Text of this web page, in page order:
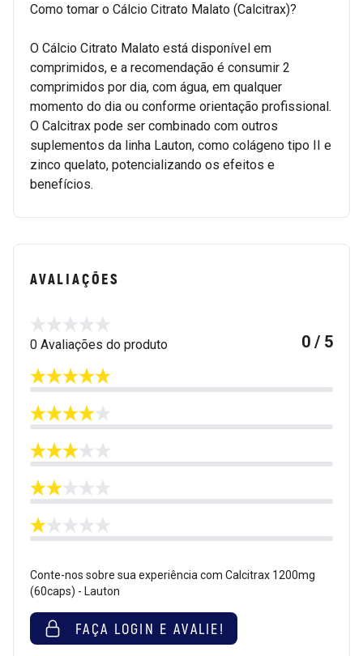
Como tomar o Cálcio Citrato Malato (Calcitrax)?
O Cálcio Citrato Malato está disponível em
comprimidos, e a recomendação é consumir 2
comprimidos por dia, com água, em qualquer
momento do dia ou conforme orientação profissional.
O Calcitrax pode ser combinado com outros
suplementos da linha Lauton, como colágeno tipo II e
zinco quelato, potencializando os efeitos e
benefícios.
AVALIAÇÕES
0 Avaliações do produto 0 / 5
Conte-nos sobre sua experiência com Calcitrax 1200mg
(60caps) - Lauton
FAÇA LOGIN E AVALIE!